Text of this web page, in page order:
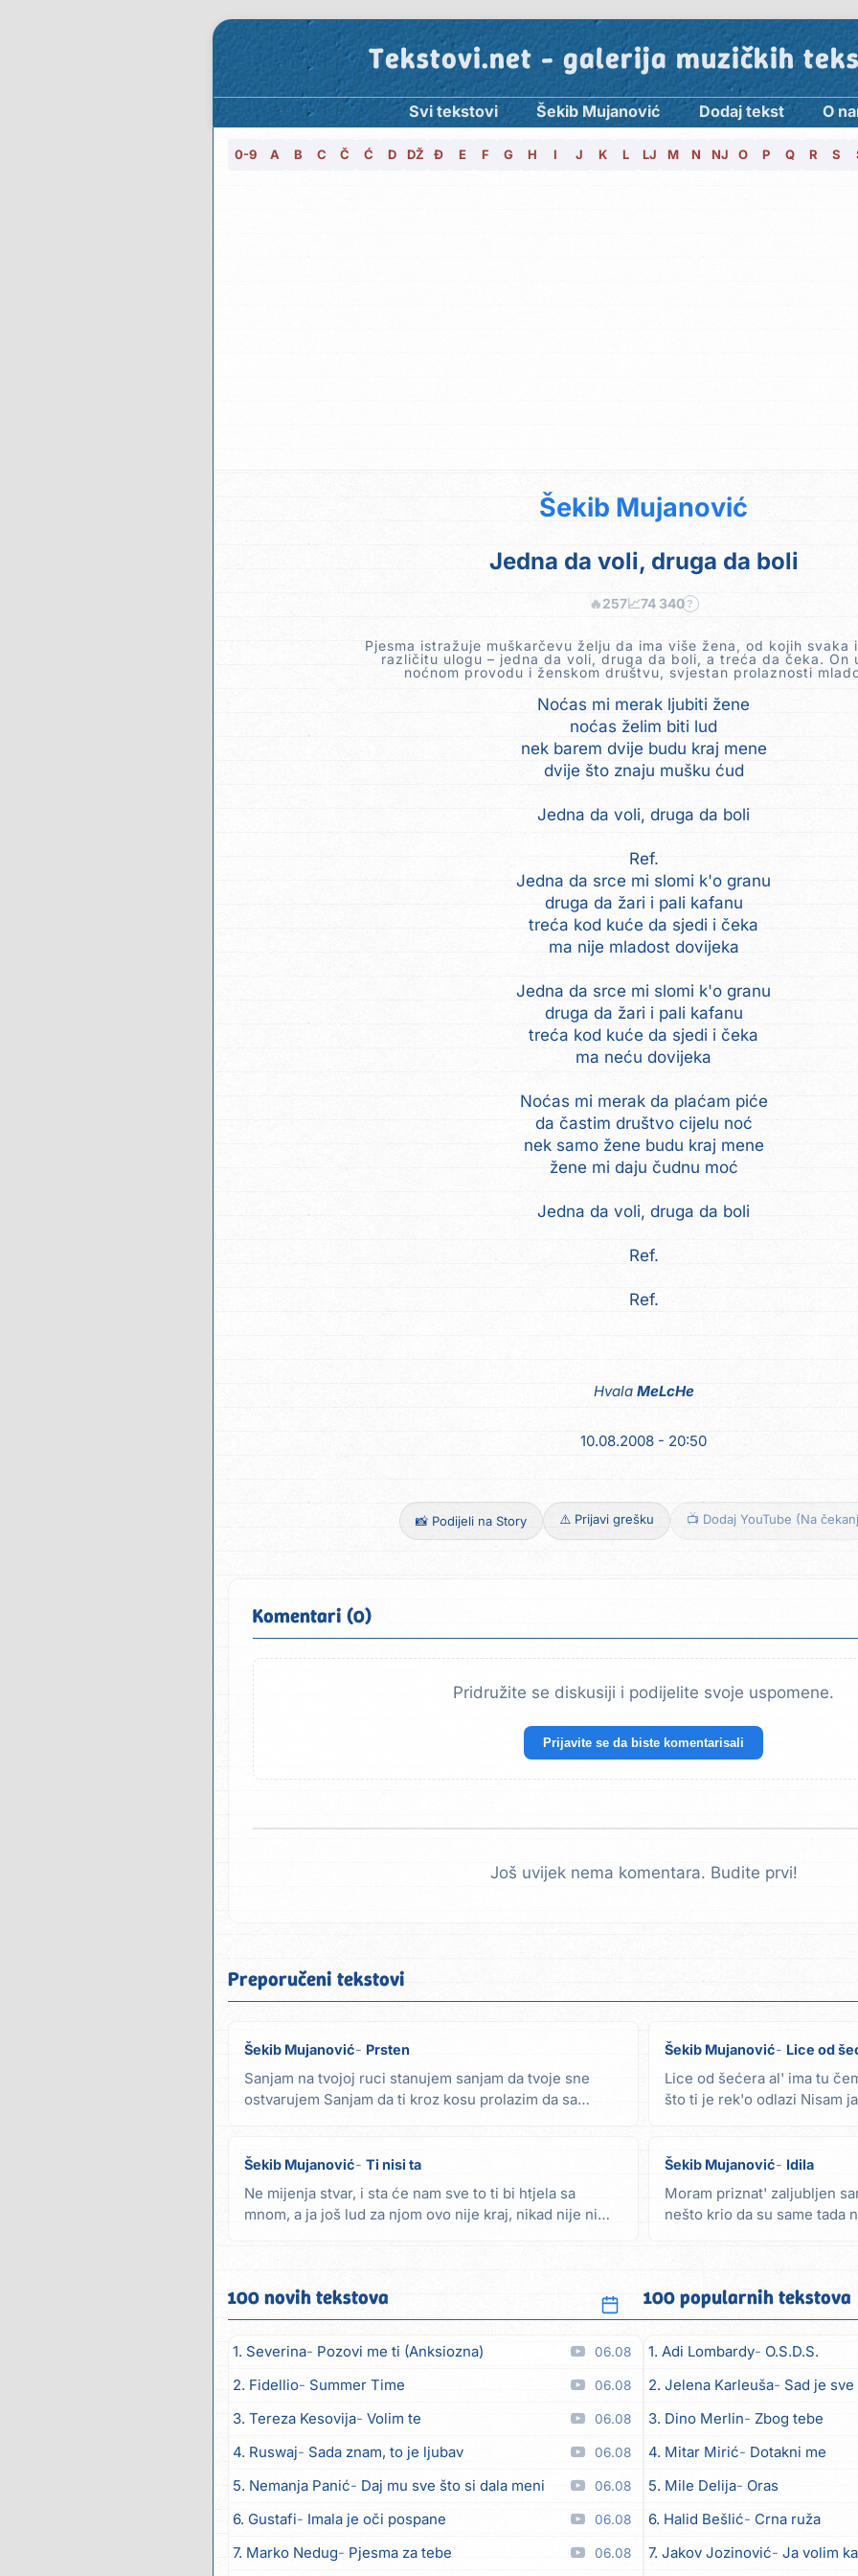
Tekstovi.net - galerija muzičkih
Svi tekstovi Šekib Mujanović Dodaj tekst O
0-9 A B C Č Ć D DŽ Đ E F G H I J K L LJ M N NJ O P Q R S
Šekib Mujanović
Jedna da voli, druga da boli
🔥257📈74 340 ?
Pjesma istražuje muškarčevu želju da ima više žena, od kojih svaka
različitu ulogu – jedna da voli, druga da boli, a treća da čeka. On
noćnom provodu i ženskom društvu, svjestan prolaznosti
Noćas mi merak ljubiti žene
noćas želim biti lud
nek barem dvije budu kraj mene
dvije što znaju mušku ćud
Jedna da voli, druga da boli
Ref.
Jedna da srce mi slomi k'o granu
druga da žari i pali kafanu
treća kod kuće da sjedi i čeka
ma nije mladost dovijeka
Jedna da srce mi slomi k'o granu
druga da žari i pali kafanu
treća kod kuće da sjedi i čeka
ma neću dovijeka
Noćas mi merak da plaćam piće
da častim društvo cijelu noć
nek samo žene budu kraj mene
žene mi daju čudnu moć
Jedna da voli, druga da boli
Ref.
Ref.
Hvala MeLcHe
10.08.2008 - 20:50
📸 Podijeli na Story ⚠️ Prijavi grešku 📺 Dodaj YouTube (Na
Komentari (0)
Pridružite se diskusiji i podijelite svoje uspomene.
Prijavite se da biste komentarisali
Još uvijek nema komentara. Budite prvi!
Preporučeni tekstovi
Šekib Mujanović Prsten
Sanjam na tvojoj ruci stanujem sanjam da tvoje sne
ostvarujem Sanjam da ti kroz kosu prolazim da sa
Šekib Mujanović Lice od
Lice od šećera al' ima tu
što ti je rek'o odlazi Nisam
Šekib Mujanović Ti nisi ta
Ne mijenja stvar, i sta će nam sve to ti bi htjela sa
mnom, a ja još lud za njom ovo nije kraj, nikad nije ni
Šekib Mujanović Idila
Moram priznat' zaljubljen
nešto krio da su same tada
100 novih tekstova
1. Severina Pozovi me ti (Anksiozna) 06.08
2. Fidellio Summer Time 06.08
3. Tereza Kesovija Volim te 06.08
4. Ruswaj Sada znam, to je ljubav 06.08
5. Nemanja Panić Daj mu sve što si dala meni 06.08
6. Gustafi Imala je oči pospane 06.08
7. Marko Nedug Pjesma za tebe 06.08
100 popularnih tekstova
1. Adi Lombardy
O.S.D.S.
2. Jelena Karleuša
Sad je
3. Dino Merlin
Zbog tebe
4. Mitar Mirić
Dotakni me
5. Mile Delija
Oras
6. Halid Bešlić
Crna ruža
7. Jakov Jozinović
Ja volim